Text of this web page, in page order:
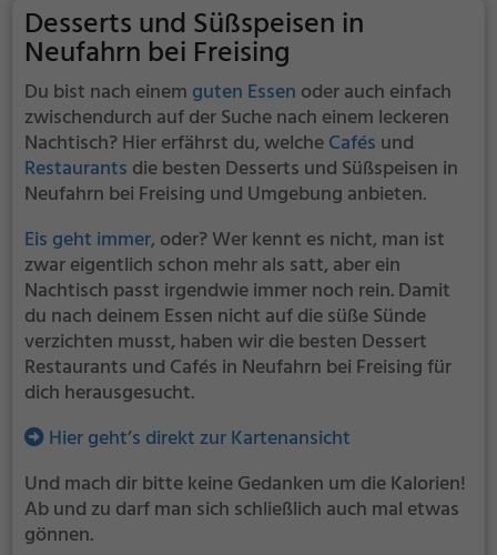
Desserts und Süßspeisen in
Neufahrn bei Freising
Du bist nach einem guten Essen oder auch einfach
zwischendurch auf der Suche nach einem leckeren
Nachtisch? Hier erfährst du, welcheCafés und
Restaurants die besten Desserts und Süßspeisen in
Neufahrn bei Freising und Umgebung anbieten.
Eis geht immer, oder? Wer kennt es nicht, man ist
zwar eigentlich schon mehr als satt, aber ein
Nachtisch passt irgendwie immer noch rein. Damit
du nach deinem Essen nicht auf die süße Sünde
verzichten musst, haben wir die besten Dessert
Restaurants und Cafés in Neufahrn bei Freising für
dich herausgesucht.
Hier geht’s direkt zur Kartenansicht
Und mach dir bitte keine Gedanken um die Kalorien!
Ab und zu darf man sich schließlich auch mal etwas
gönnen.